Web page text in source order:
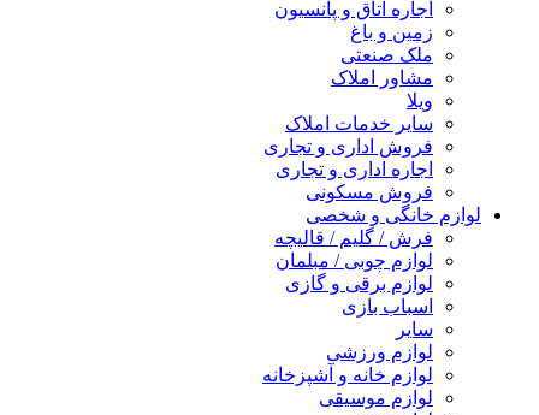
اجاره اتاق و پانسیون
زمین و باغ
ملک صنعتی
مشاور املاک
ویلا
سایر خدمات املاک
فروش اداری و تجاری
اجاره اداری و تجاری
فروش مسکونی
لوازم خانگی و شخصی
فرش / گلیم / قالیچه
لوازم چوبی / مبلمان
لوازم برقی و گازی
اسباب بازی
سایر
لوازم ورزشی
لوازم خانه و آشپزخانه
لوازم موسیقی